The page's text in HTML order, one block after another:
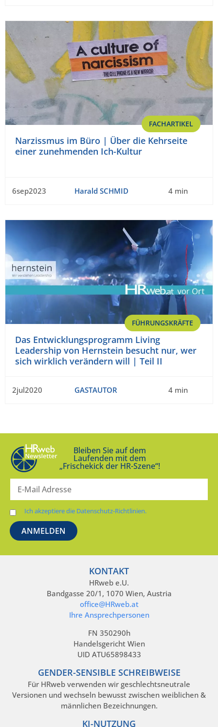
FACHARTIKEL
Narzissmus im Büro | Über die Kehrseite
einer zunehmenden Ich-Kultur
6sep2023 Harald SCHMID 4 min
FÜHRUNGSKRÄFTE
Das Entwicklungsprogramm Living
Leadership von Hernstein besucht nur, wer
sich wirklich verändern will | Teil II
2jul2020 GASTAUTOR 4 min
Bleiben Sie auf dem
Laufenden mit dem
„Frischekick der HR-Szene“!
Ich akzeptiere die Datenschutz-Richtlinien.
KONTAKT
HRweb e.U.
Bandgasse 20/1, 1070 Wien, Austria
office@HRweb.at
Ihre Ansprechpersonen
FN 350290h
Handelsgericht Wien
UID ATU65898433
GENDER-SENSIBLE SCHREIBWEISE
Für HRweb verwenden wir geschlechtsneutrale
Versionen und wechseln bewusst zwischen weiblichen &
männlichen Bezeichnungen.
KI-NUTZUNG